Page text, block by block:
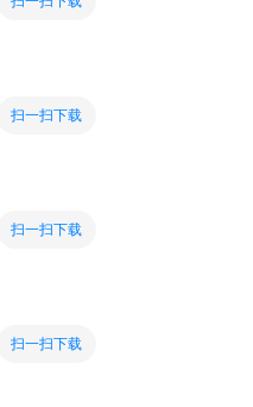
扫一扫下载
扫一扫下载
扫一扫下载